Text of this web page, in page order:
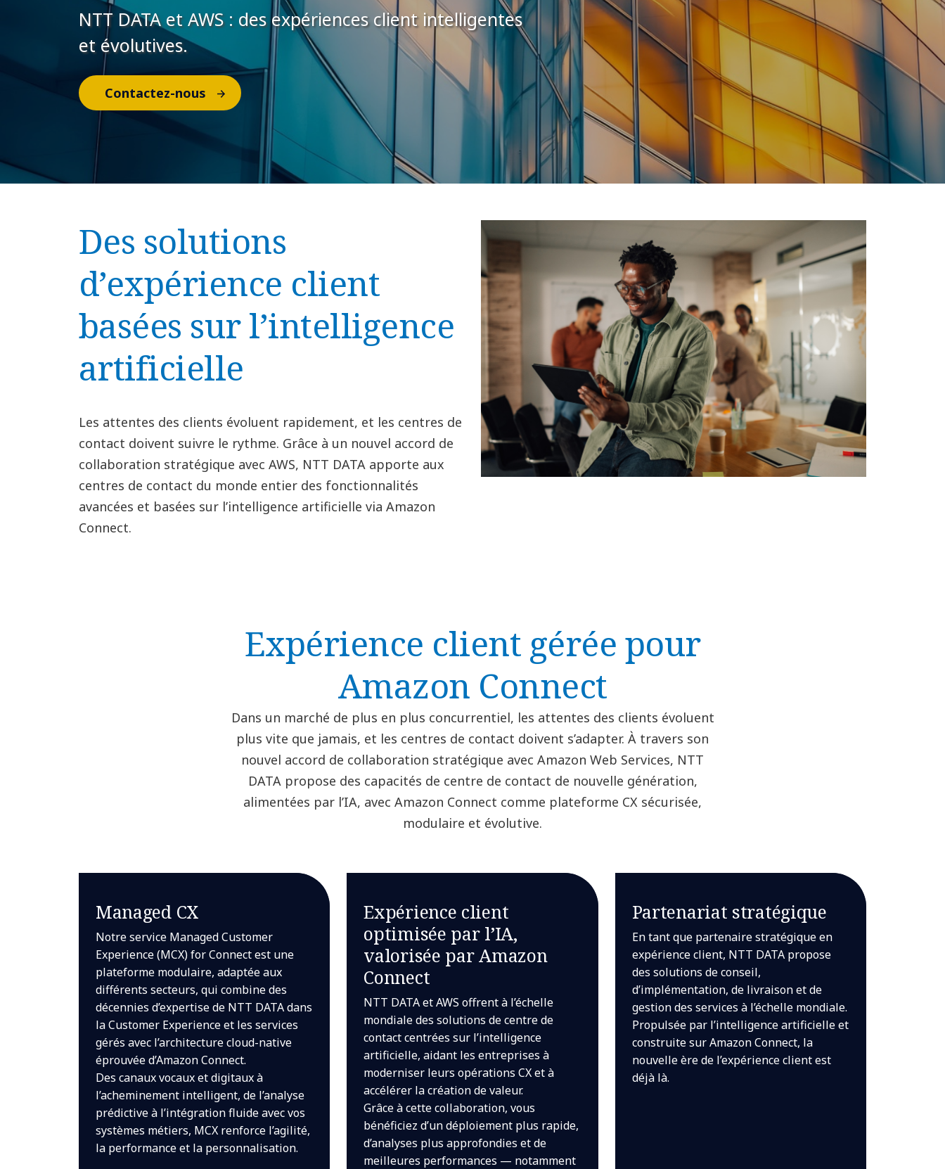
NTT DATA et AWS : des expériences client intelligentes
et évolutives.
Contactez-nous
Des solutions
d’expérience client
basées sur l’intelligence
artificielle
Les attentes des clients évoluent rapidement, et les centres de
contact doivent suivre le rythme. Grâce à un nouvel accord de
collaboration stratégique avec AWS, NTT DATA apporte aux
centres de contact du monde entier des fonctionnalités
avancées et basées sur l’intelligence artificielle via Amazon
Connect.
Expérience client gérée pour
Amazon Connect
Dans un marché de plus en plus concurrentiel, les attentes des clients évoluent
plus vite que jamais, et les centres de contact doivent s’adapter. À travers son
nouvel accord de collaboration stratégique avec Amazon Web Services, NTT
DATA propose des capacités de centre de contact de nouvelle génération,
alimentées par l’IA, avec Amazon Connect comme plateforme CX sécurisée,
modulaire et évolutive.
Managed CX
Notre service Managed Customer
Experience (MCX) for Connect est une
plateforme modulaire, adaptée aux
différents secteurs, qui combine des
décennies d’expertise de NTT DATA dans
la Customer Experience et les services
gérés avec l’architecture cloud-native
éprouvée d’Amazon Connect.
Des canaux vocaux et digitaux à
l’acheminement intelligent, de l’analyse
prédictive à l’intégration fluide avec vos
systèmes métiers, MCX renforce l’agilité,
la performance et la personnalisation.
Expérience client
optimisée par l’IA,
valorisée par Amazon
Connect
NTT DATA et AWS offrent à l’échelle
mondiale des solutions de centre de
contact centrées sur l’intelligence
artificielle, aidant les entreprises à
moderniser leurs opérations CX et à
accélérer la création de valeur.
Grâce à cette collaboration, vous
bénéficiez d’un déploiement plus rapide,
d’analyses plus approfondies et de
meilleures performances — notamment
Partenariat stratégique
En tant que partenaire stratégique en
expérience client, NTT DATA propose
des solutions de conseil,
d’implémentation, de livraison et de
gestion des services à l’échelle mondiale.
Propulsée par l’intelligence artificielle et
construite sur Amazon Connect, la
nouvelle ère de l’expérience client est
déjà là.